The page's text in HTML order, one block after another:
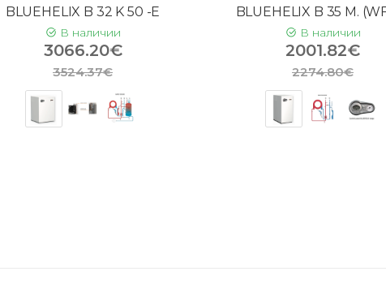
BLUEHELIX B 32 K 50 -E
В наличии
3066.20€
3524.37€
BLUEHELIX B 35 M.
В наличии
2001.82€
2274.80€